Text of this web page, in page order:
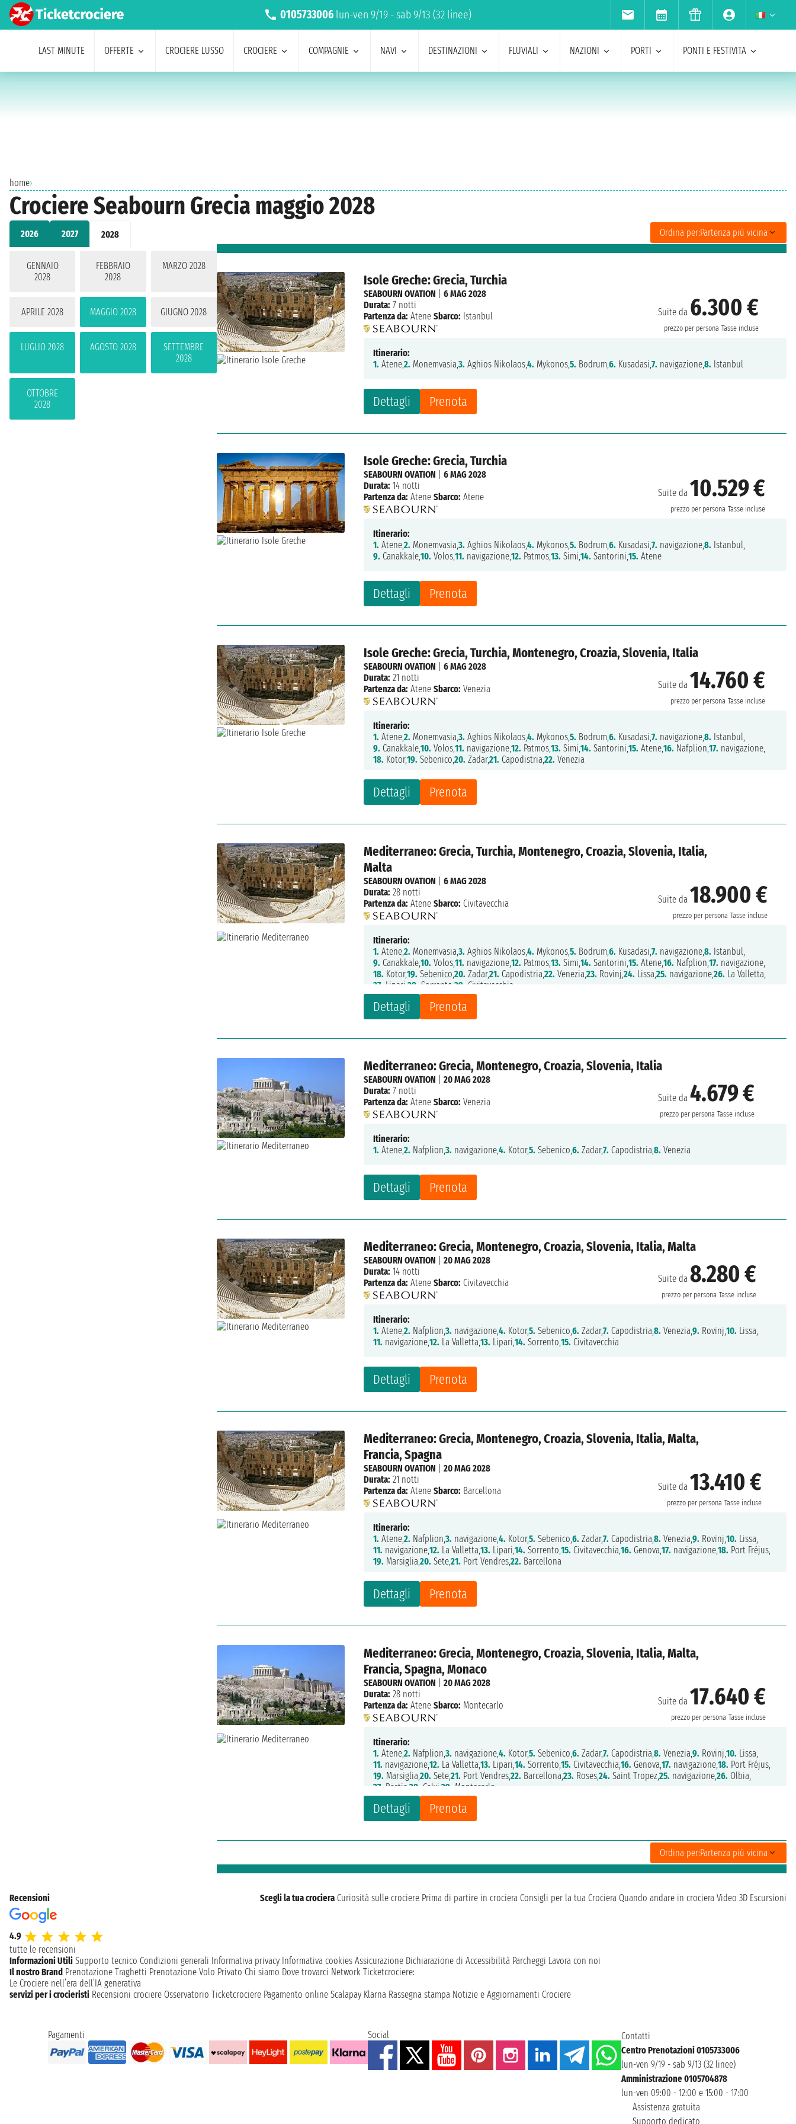
0105733006 lun-ven 9/19 - sab 9/13 (32 linee)
LAST MINUTE OFFERTE CROCIERE LUSSO CROCIERE COMPAGNIE NAVI DESTINAZIONI FLUVIALI NAZIONI PORTI PONTI E FESTIVITA
home›
Crociere Seabourn Grecia maggio 2028
2026 2027 2028
GENNAIO
2028
FEBBRAIO
2028
MARZO 2028
APRILE 2028 MAGGIO 2028 GIUGNO 2028
LUGLIO 2028 AGOSTO 2028
SETTEMBRE
2028
OTTOBRE
2028
Ordina per:Partenza più vicina
Isole Greche: Grecia, Turchia
Suite da 6.300 €
prezzo per persona Tasse incluse
Dettagli Prenota
SEABOURN OVATION |6 MAG 2028
Durata: 7 notti
Partenza da: Atene Sbarco: Istanbul
Itinerario:
1. Atene,2. Monemvasia,3. Aghios Nikolaos,4. Mykonos,5. Bodrum,6. Kusadasi,7. navigazione,8. Istanbul
Isole Greche: Grecia, Turchia
Suite da 10.529 €
prezzo per persona Tasse incluse
Dettagli Prenota
SEABOURN OVATION |6 MAG 2028
Durata: 14 notti
Partenza da: Atene Sbarco: Atene
Itinerario:
1. Atene,2. Monemvasia,3. Aghios Nikolaos,4. Mykonos,5. Bodrum,6. Kusadasi,7. navigazione,8. Istanbul,
9. Canakkale,10. Volos,11. navigazione,12. Patmos,13. Simi,14. Santorini,15. Atene
Isole Greche: Grecia, Turchia, Montenegro, Croazia, Slovenia, Italia
Suite da 14.760 €
prezzo per persona Tasse incluse
Dettagli Prenota
SEABOURN OVATION |6 MAG 2028
Durata: 21 notti
Partenza da: Atene Sbarco: Venezia
Itinerario:
1. Atene,2. Monemvasia,3. Aghios Nikolaos,4. Mykonos,5. Bodrum,6. Kusadasi,7. navigazione,8. Istanbul,
9. Canakkale,10. Volos,11. navigazione,12. Patmos,13. Simi,14. Santorini,15. Atene,16. Nafplion,17. navigazione,
18. Kotor,19. Sebenico,20. Zadar,21. Capodistria,22. Venezia
Mediterraneo: Grecia, Turchia, Montenegro, Croazia, Slovenia, Italia,
Malta
Suite da 18.900 €
prezzo per persona Tasse incluse
Dettagli Prenota
SEABOURN OVATION |6 MAG 2028
Durata: 28 notti
Partenza da: Atene Sbarco: Civitavecchia
Itinerario:
1. Atene,2. Monemvasia,3. Aghios Nikolaos,4. Mykonos,5. Bodrum,6. Kusadasi,7. navigazione,8. Istanbul,
9. Canakkale,10. Volos,11. navigazione,12. Patmos,13. Simi,14. Santorini,15. Atene,16. Nafplion,17. navigazione,
18. Kotor,19. Sebenico,20. Zadar,21. Capodistria,22. Venezia,23. Rovinj,24. Lissa,25. navigazione,26. La Valletta,
27. Lipari,28. Sorrento,29. Civitavecchia
Mediterraneo: Grecia, Montenegro, Croazia, Slovenia, Italia
Suite da4.679 €
prezzo per persona Tasse incluse
Dettagli Prenota
SEABOURN OVATION |20 MAG 2028
Durata: 7 notti
Partenza da: Atene Sbarco: Venezia
Itinerario:
1. Atene,2. Nafplion,3. navigazione,4. Kotor,5. Sebenico,6. Zadar,7. Capodistria,8. Venezia
Mediterraneo: Grecia, Montenegro, Croazia, Slovenia, Italia, Malta
Suite da8.280 €
prezzo per persona Tasse incluse
Dettagli Prenota
SEABOURN OVATION |20 MAG 2028
Durata: 14 notti
Partenza da: Atene Sbarco: Civitavecchia
Itinerario:
1. Atene,2. Nafplion,3. navigazione,4. Kotor,5. Sebenico,6. Zadar,7. Capodistria,8. Venezia,9. Rovinj,10. Lissa,
11. navigazione,12. La Valletta,13. Lipari,14. Sorrento,15. Civitavecchia
Mediterraneo: Grecia, Montenegro, Croazia, Slovenia, Italia, Malta,
Francia, Spagna
Suite da 13.410 €
prezzo per persona Tasse incluse
Dettagli Prenota
SEABOURN OVATION |20 MAG 2028
Durata: 21 notti
Partenza da: Atene Sbarco: Barcellona
Itinerario:
1. Atene,2. Nafplion,3. navigazione,4. Kotor,5. Sebenico,6. Zadar,7. Capodistria,8. Venezia,9. Rovinj,10. Lissa,
11. navigazione,12. La Valletta,13. Lipari,14. Sorrento,15. Civitavecchia,16. Genova,17. navigazione,18. Port Fréjus,
19. Marsiglia,20. Sete,21. Port Vendres,22. Barcellona
Mediterraneo: Grecia, Montenegro, Croazia, Slovenia, Italia, Malta,
Francia, Spagna, Monaco
Suite da 17.640 €
prezzo per persona Tasse incluse
Dettagli Prenota
SEABOURN OVATION |20 MAG 2028
Durata: 28 notti
Partenza da: Atene Sbarco: Montecarlo
Itinerario:
1. Atene,2. Nafplion,3. navigazione,4. Kotor,5. Sebenico,6. Zadar,7. Capodistria,8. Venezia,9. Rovinj,10. Lissa,
11. navigazione,12. La Valletta,13. Lipari,14. Sorrento,15. Civitavecchia,16. Genova,17. navigazione,18. Port Fréjus,
19. Marsiglia,20. Sete,21. Port Vendres,22. Barcellona,23. Roses,24. Saint Tropez,25. navigazione,26. Olbia,
27. Bastia,28. Calvi,29. Montecarlo
Ordina per:Partenza più vicina
Recensioni
4.9
tutte le recensioni
Scegli la tua crociera Curiosità sulle crociere Prima di partire in crociera Consigli per la tua Crociera Quando andare in crociera Video 3D Escursioni
Informazioni Utili Supporto tecnico Condizioni generali Informativa privacy Informativa cookies Assicurazione Dichiarazione di Accessibilità Parcheggi Lavora con noi
Il nostro Brand Prenotazione Traghetti Prenotazione Volo Privato Chi siamo Dove trovarci Network Ticketcrociere:
Le Crociere nell’era dell’IA generativa
servizi per i crocieristi Recensioni crociere Osservatorio Ticketcrociere Pagamento online Scalapay Klarna Rassegna stampa Notizie e Aggiornamenti Crociere
Pagamenti Social
Contatti
Centro Prenotazioni 0105733006
lun-ven 9/19 - sab 9/13 (32 linee)
Amministrazione 0105704878
lun-ven 09:00 - 12:00 e 15:00 - 17:00
Assistenza gratuita
Supporto dedicato